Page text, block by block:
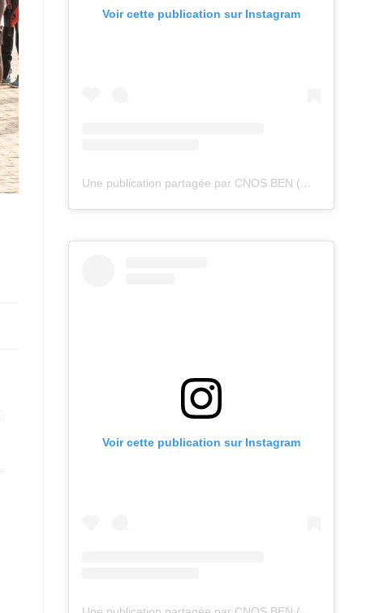
Voir cette publication sur Instagram
Une publication partagée par CNOS BEN (@cnos_ben)
Voir cette publication sur Instagram